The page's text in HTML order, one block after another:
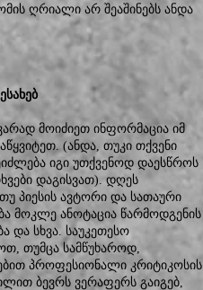
ღრიალი არ შეაშინებს ანდა
მოიძიეთ ინფორმაცია იმ
(ანდა, თუკი თქვენი
იგი უთქვენოდ დაესწროს
დაგისვათ). დღეს
პიესის ავტორი და სათაური
მოკლე ანოტაცია წარმოდგენის
და სხვა. საუკეთესო
თუმცა სამწუხაროდ,
პროფესიონალი კრიტიკოსის
ბევრს ვერაფერს გაიგებ,